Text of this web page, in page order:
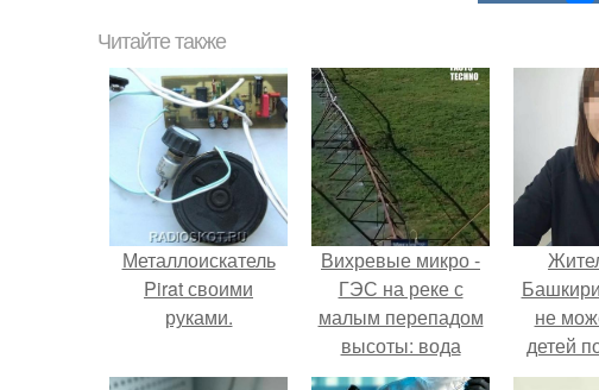
Читайте также
Металлоискатель
Pirat своими
руками.
Вихревые микро -
ГЭС на реке с
малым перепадом
высоты: вода
закручивается в
не
детей
как